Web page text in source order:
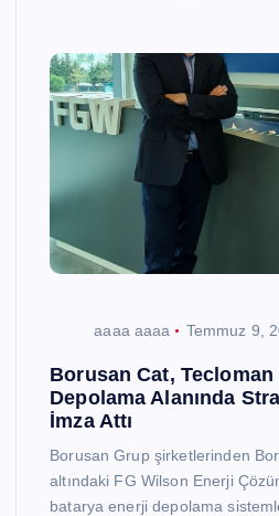
aaaa aaaa Temmuz 9,
Borusan Cat,
Depolama Alanında
İmza Attı
Borusan Grup şirketlerinden
altındaki FG Wilson Enerji
batarya enerji depolama